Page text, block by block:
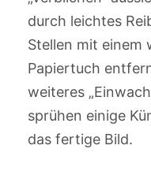
durch leichtes
Stellen mit einem
Papiertuch
weiteres
sprühen einige
das fertige Bild.